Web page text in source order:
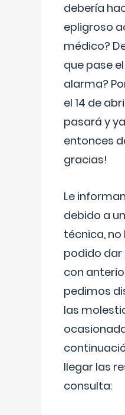
debería
epligroso
médico?
que pase
alarma?
el 14 de
pasará y
entonces
gracias!
Le
debido a
técnica, no
podido
con
pedimos
las
llegar las
consulta: